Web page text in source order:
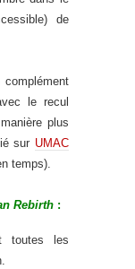
de
le recul
plus
sur UMAC
temps).
Rebirth :
toutes les